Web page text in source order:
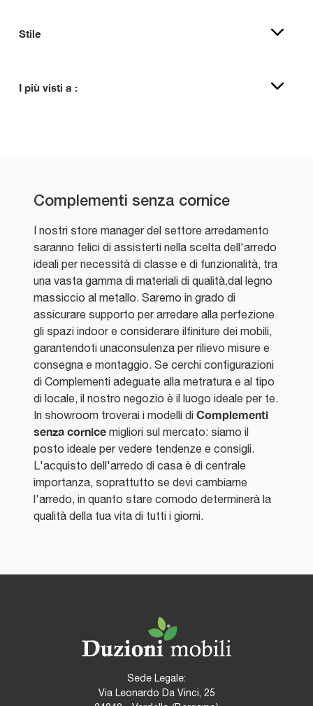
Stile
I più visti a :
Complementi senza cornice
I nostri store manager del settore arredamento
saranno felici di assisterti nella scelta dell'arredo
ideali per necessità di classe e di funzionalità, tra
una vasta gamma di materiali di qualità,dal legno
massiccio al metallo. Saremo in grado di
assicurare supporto per arredare alla perfezione
gli spazi indoor e considerare ilfiniture dei mobili,
garantendoti unaconsulenza per rilievo misure e
consegna e montaggio. Se cerchi configurazioni
di Complementi adeguate alla metratura e al tipo
di locale, il nostro negozio è il luogo ideale per te.
In showroom troverai i modelli di Complementi
senza cornice migliori sul mercato: siamo il
posto ideale per vedere tendenze e consigli.
L'acquisto dell'arredo di casa è di centrale
importanza, soprattutto se devi cambiarne
l'arredo, in quanto stare comodo determinerà la
qualità della tua vita di tutti i giorni.
Sede Legale:
Via Leonardo Da Vinci, 25